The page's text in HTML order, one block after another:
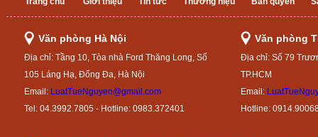
Văn phòng Hà Nội
Địa chỉ: Tầng 10, Tòa nhà Ford Thăng Long, Số
105 Láng Hạ, Đống Đa, Hà Nội
Email: LuatTueNguyen@gmail.com
Tel: 04.3992.7805 - Hotline: 0983.372401
Văn phòng
Địa chỉ: Số 79
TP.HCM
Email:
Hotline: